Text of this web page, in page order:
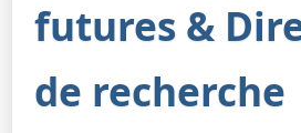
futures &
de recherche